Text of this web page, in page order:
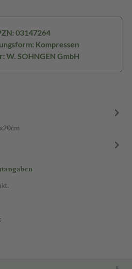
03147264
Kompressen
W. SÖHNGEN GmbH